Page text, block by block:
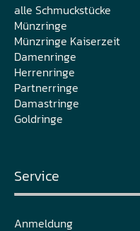
alle Schmuckstücke
Münzringe
Münzringe Kaiserzeit
Damenringe
Herrenringe
Partnerringe
Damastringe
Goldringe
Service
Anmeldung